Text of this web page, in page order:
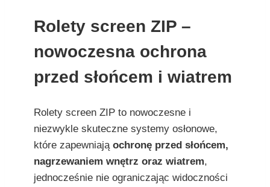
Rolety screen ZIP –
nowoczesna ochrona
przed słońcem i wiatrem
Rolety screen ZIP to nowoczesne i
niezwykle skuteczne systemy osłonowe,
które zapewniają ochronę przed słońcem,
nagrzewaniem wnętrz oraz wiatrem,
jednocześnie nie ograniczając widoczności